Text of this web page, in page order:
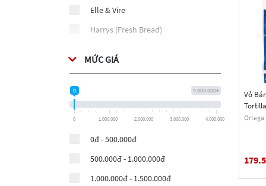
Elle & Vire
Harrys (Fresh Bread)
Nutella Ferrero
MỨC GIÁ
4.000.000+
0
0 1.000.000 2.000.000 3.000.000 4.000.000
0đ - 500.000đ
500.000đ - 1.000.000đ
1.000.000đ - 1.500.000đ
Vỏ
Oz.)
Ortega